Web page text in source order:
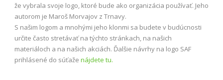
že vybrala svoje logo, ktoré bude ako organizácia používať. Jeho
autorom je Maroš Morvajov z Trnavy.
S našim logom a mnohými jeho klonmi sa budete v budúcnosti
určite často stretávať na týchto stránkach, na našich
materiáloch a na našich akciách. Ďalšie návrhy na logo SAF
prihlásené do súťaže nájdete tu.